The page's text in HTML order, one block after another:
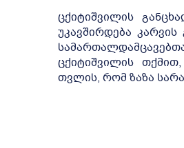
ცქიტიშვილის
უკავშირდება
ცქიტიშვილის
თვლის, რომ ზაზა